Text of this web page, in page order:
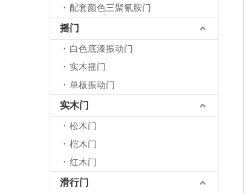
配套颜色三聚氰胺门
摇门
白色底漆振动门
实木摇门
单板振动门
实木门
松木门
桤木门
红木门
滑行门